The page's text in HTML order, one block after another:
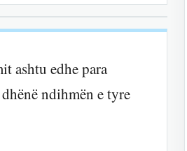
ashtu edhe para
ndihmën e tyre